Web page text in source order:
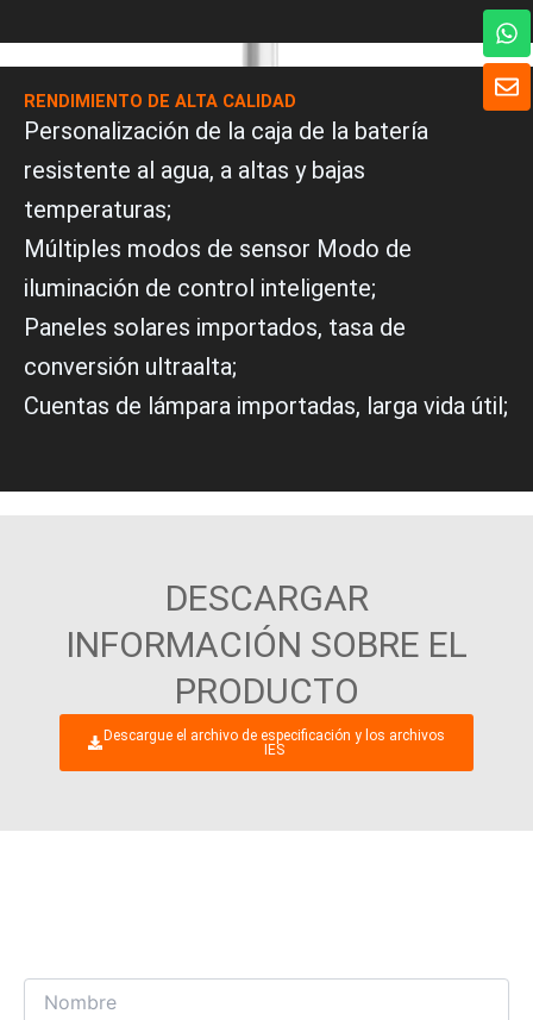
RENDIMIENTO DE ALTA CALIDAD
Personalización de la caja de la batería
resistente al agua, a altas y bajas
temperaturas;
Múltiples modos de sensor Modo de
iluminación de control inteligente;
Paneles solares importados, tasa de
conversión ultraalta;
Cuentas de lámpara importadas, larga vida útil;
DESCARGAR
INFORMACIÓN SOBRE EL
PRODUCTO
Descargue el archivo de especificación y los archivos
IES
S
o
W
h
a
t
s